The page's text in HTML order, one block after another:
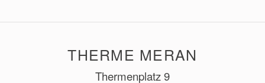
Thermenplatz 9
THERME MERAN